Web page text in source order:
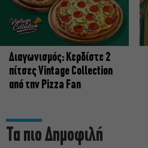
Διαγωνισμός: Κερδίστε 2
πίτσες Vintage Collection
από την Pizza Fan
Τα πιο Δημοφιλή